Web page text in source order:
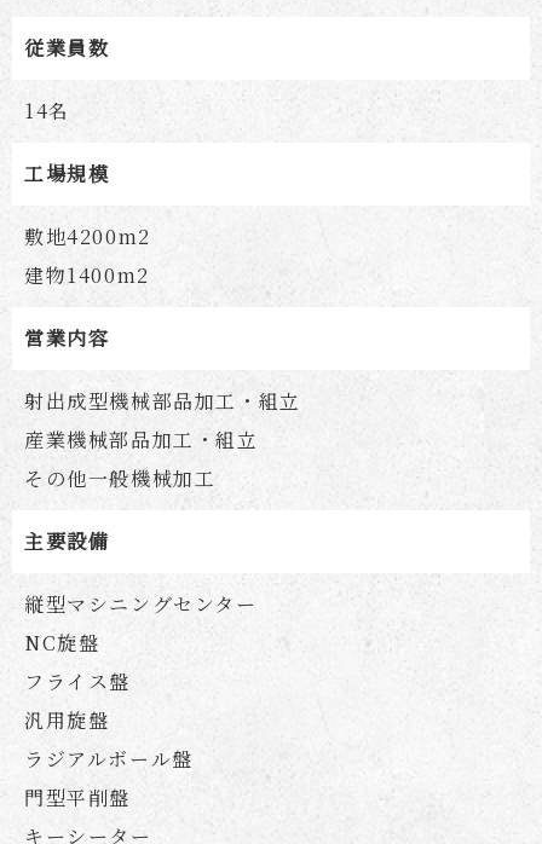
従業員数
14名
工場規模
敷地4200m2
建物1400m2
営業内容
射出成型機械部品加工・組立
産業機械部品加工・組立
その他一般機械加工
主要設備
縦型マシニングセンター
NC旋盤
フライス盤
汎用旋盤
ラジアルボール盤
門型平削盤
キーシーター